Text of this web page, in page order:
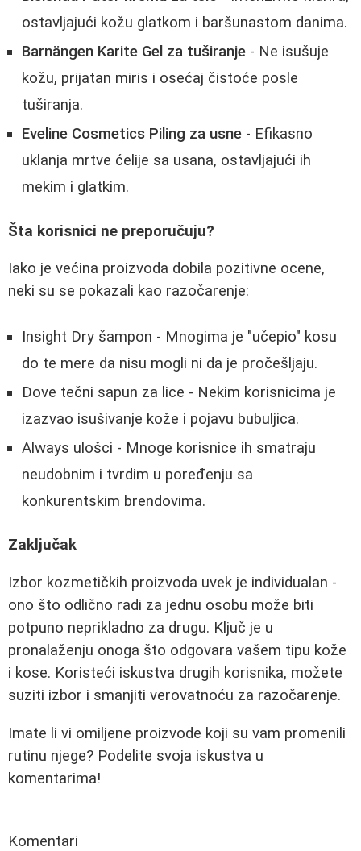
ostavljajući kožu glatkom i baršunastom danima.
Barnängen Karite Gel za tuširanje - Ne isušuje
kožu, prijatan miris i osećaj čistoće posle
tuširanja.
Eveline Cosmetics Piling za usne - Efikasno
uklanja mrtve ćelije sa usana, ostavljajući ih
mekim i glatkim.
Šta korisnici ne preporučuju?
Iako je većina proizvoda dobila pozitivne ocene,
neki su se pokazali kao razočarenje:
Insight Dry šampon - Mnogima je "učepio" kosu
do te mere da nisu mogli ni da je pročešljaju.
Dove tečni sapun za lice - Nekim korisnicima je
izazvao isušivanje kože i pojavu bubuljica.
Always ulošci - Mnoge korisnice ih smatraju
neudobnim i tvrdim u poređenju sa
konkurentskim brendovima.
Zaključak
Izbor kozmetičkih proizvoda uvek je individualan -
ono što odlično radi za jednu osobu može biti
potpuno neprikladno za drugu. Ključ je u
pronalaženju onoga što odgovara vašem tipu kože
i kose. Koristeći iskustva drugih korisnika, možete
suziti izbor i smanjiti verovatnoću za razočarenje.
Imate li vi omiljene proizvode koji su vam promenili
rutinu njege? Podelite svoja iskustva u
komentarima!
Komentari